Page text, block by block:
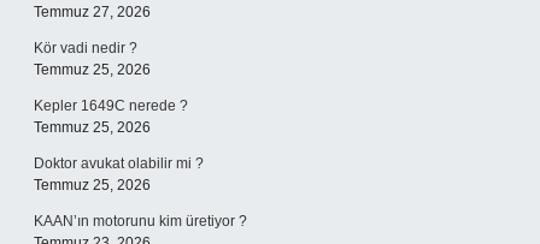
Temmuz 27, 2026
Kör vadi nedir ?
Temmuz 25, 2026
Kepler 1649C nerede ?
Temmuz 25, 2026
Doktor avukat olabilir mi ?
Temmuz 25, 2026
KAAN’ın motorunu kim üretiyor ?